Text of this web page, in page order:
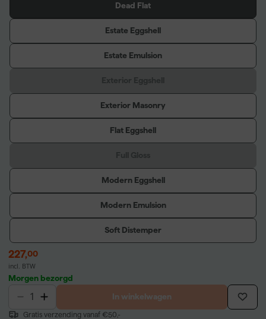
Dead Flat
Estate Eggshell
Estate Emulsion
Exterior Masonry
Flat Eggshell
Modern Eggshell
Modern Emulsion
Soft Distemper
227,00
incl. BTW
Morgen bezorgd
In winkelwagen
Gratis verzending vanaf €50,-